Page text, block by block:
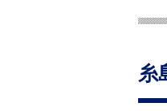
糸